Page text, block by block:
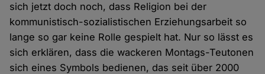
sich jetzt doch noch, dass Religion bei der
kommunistisch-sozialistischen Erziehungsarbeit so
lange so gar keine Rolle gespielt hat. Nur so lässt es
sich erklären, dass die wackeren Montags-Teutonen
sich eines Symbols bedienen, das seit über 2000